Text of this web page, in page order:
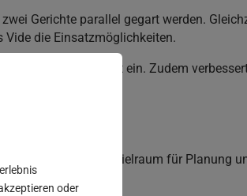
oder
Gerichte parallel gegart werden.
Vide die Einsatzmöglichkeiten.
in die Küchenfront ein. Zudem
entsteht mehr Spielraum für Planung